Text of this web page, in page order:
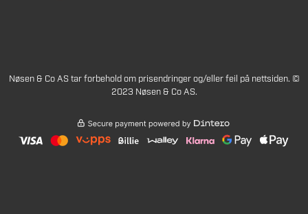
Nøsen & Co AS tar forbehold om prisendringer og/eller feil på nettsiden. ©
2023 Nøsen & Co AS.